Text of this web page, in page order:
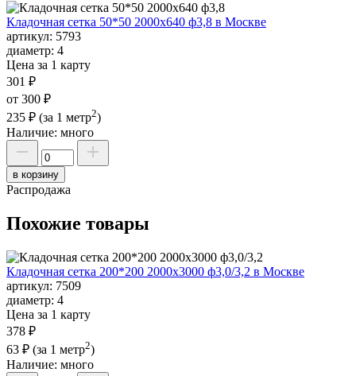
Кладочная сетка 50*50 2000х640 ф3,8 в Москве
артикул: 5793
диаметр: 4
Цена за 1 карту
301 ₽
от 300 ₽
235 ₽ (за 1 метр2)
Наличие: много
в корзину
Распродажа
Похожие товары
Кладочная сетка 200*200 2000х3000 ф3,0/3,2 в Москве
артикул: 7509
диаметр: 4
Цена за 1 карту
378 ₽
63 ₽ (за 1 метр2)
Наличие: много